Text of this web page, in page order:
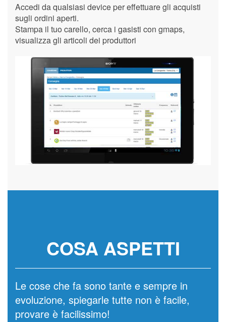
Accedi da qualsiasi device per effettuare gli acquisti
sugli ordini aperti.
Stampa il tuo carello, cerca i gasisti con gmaps,
visualizza gli articoli dei produttori
COSA ASPETTI
Le cose che fa sono tante e sempre in
evoluzione, spiegarle tutte non è facile,
provare è facilissimo!